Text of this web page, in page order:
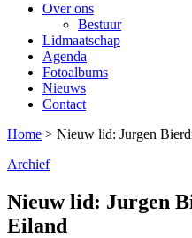
Over ons
Bestuur
Lidmaatschap
Agenda
Fotoalbums
Nieuws
Contact
Home > Nieuw lid: Jurgen
Archief
Nieuw lid: Jurgen
Eiland